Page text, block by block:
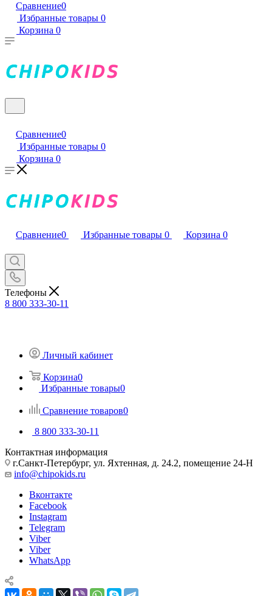
Сравнение0
Избранные товары 0
Корзина 0
Сравнение0
Избранные товары 0
Корзина 0
Сравнение0 Избранные товары 0 Корзина 0
Телефоны
8 800 333-30-11
Личный кабинет
Корзина0
Избранные товары0
Сравнение товаров0
8 800 333-30-11
Контактная информация
г.Санкт-Петербург, ул. Яхтенная, д. 24.2, помещение 24-Н
info@chipokids.ru
Вконтакте
Facebook
Instagram
Telegram
Viber
Viber
WhatsApp